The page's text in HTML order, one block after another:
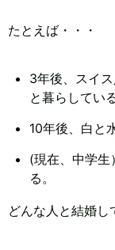
たとえば・・・
3年後、スイ
と暮らしている
10年後、白と
(現在、中学生
る。
どんな人と結婚し